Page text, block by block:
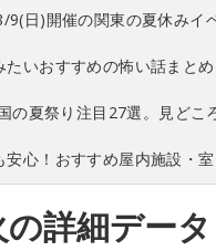
9(日)開催の関東の夏休みイ
たいおすすめの怖い話まとめ
の夏祭り注目27選。見どこ
安心！おすすめ屋内施設・
詳細データ